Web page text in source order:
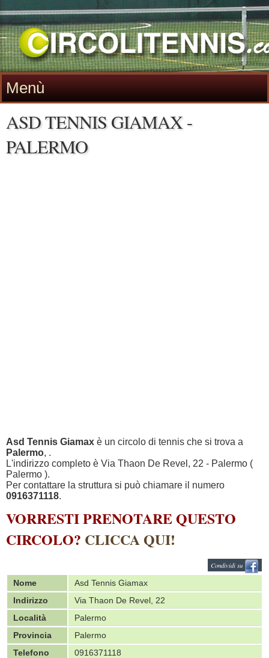
Menù
ASD TENNIS GIAMAX -
PALERMO
Asd Tennis Giamax è un circolo di tennis che si trova a
Palermo, .
L'indirizzo completo è Via Thaon De Revel, 22 - Palermo (
Palermo ).
Per contattare la struttura si può chiamare il numero
0916371118.
VORRESTI PRENOTARE QUESTO
CIRCOLO? CLICCA QUI!
Condividi su
Nome
Asd Tennis Giamax
Indirizzo
Via Thaon De Revel, 22
Località
Palermo
Provincia
Palermo
Telefono
0916371118